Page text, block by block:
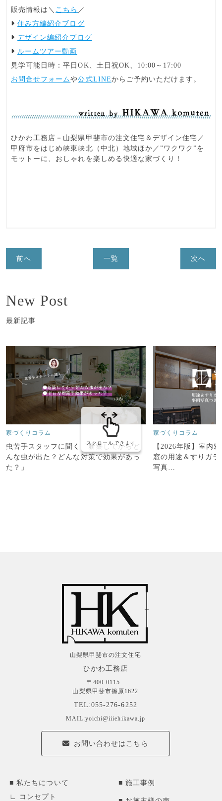
販売情報は＼ こちら ／
住み方編紹介ブログ
デザイン編紹介ブログ
ルームツアー動画
見学可能日時：平日OK、土日祝OK、10:00～17:00
お問合せフォームや公式LINEからご予約いただけます。
ひかわ工務店－山梨県甲斐市の注文住宅＆デザイン住宅／
甲府市をはじめ峡東峡北（中北）地域ほか／”ワクワク”を
モットーに、おしゃれを楽しめる快適な家づくり！
前へ 一覧 次へ
New Post
最新記事
家づくりコラム
虫苦手スタッフに聞く「新築してからど
んな虫が出た？どんな対策で効果があっ
た？」
家づくりコラム
【2026年版】室内
窓の用途＆すりガ
写真…
スクロールできます
山梨県甲斐市の注文住宅
ひかわ工務店
〒400-0115
山梨県甲斐市篠原1622
TEL:055-276-6252
MAIL:yoichi@iiiehikawa.jp
お問い合わせはこちら
私たちについて
コンセプト
施工事例